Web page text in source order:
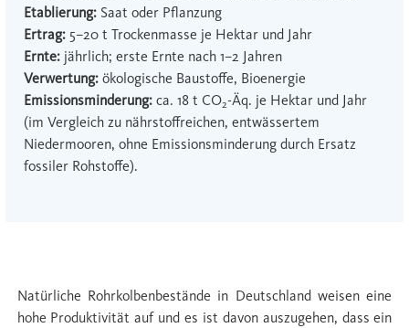
Etablierung: Saat oder Pﬂanzung
Ertrag: 5–20 t Trockenmasse je Hektar und Jahr
Ernte: jährlich; erste Ernte nach 1–2 Jahren
Verwertung: ökologische Baustoffe, Bioenergie
Emissionsminderung: ca. 18 t CO2-Äq. je Hektar und Jahr
(im Vergleich zu nährstoffreichen, entwässertem
Niedermooren, ohne Emissionsminderung durch Ersatz
fossiler Rohstoffe).
Natürliche Rohrkolbenbestände in Deutschland weisen eine
hohe Produktivität auf und es ist davon auszugehen, dass ein